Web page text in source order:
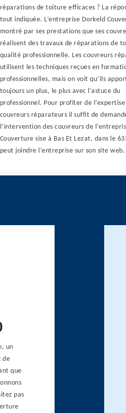
réparations de toiture efficaces ? La
tout indiquée. L’entreprise Dorkeld
montré par ses prestations que ses
réalisent des travaux de réparations de
qualité professionnelle. Les couvreurs
utilisent les techniques reçues en
professionnelles, mais on voit qu’ils
toujours un plus, le plus avec l’astuce du
professionnel. Pour profiter de l’expertise
couvreurs réparateurs il suffit de
l’intervention des couvreurs de
Couverture sise à Bas Et Lezat, dans le
peut joindre l’entreprise sur son site web.
un
de
que
pas